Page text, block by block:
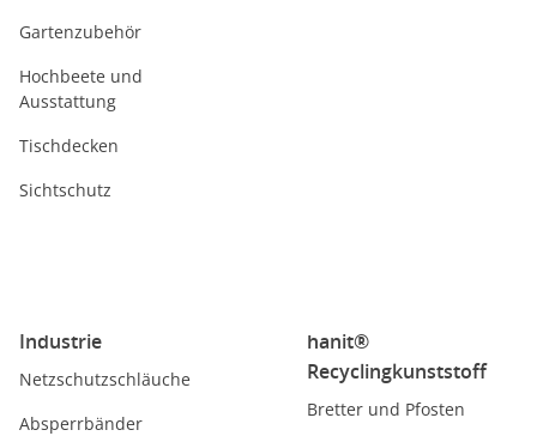
Gartenzubehör
Hochbeete und
Ausstattung
Tischdecken
Sichtschutz
Industrie
Netzschutzschläuche
Absperrbänder
hanit®
Recyclingkunststoff
Bretter und Pfosten